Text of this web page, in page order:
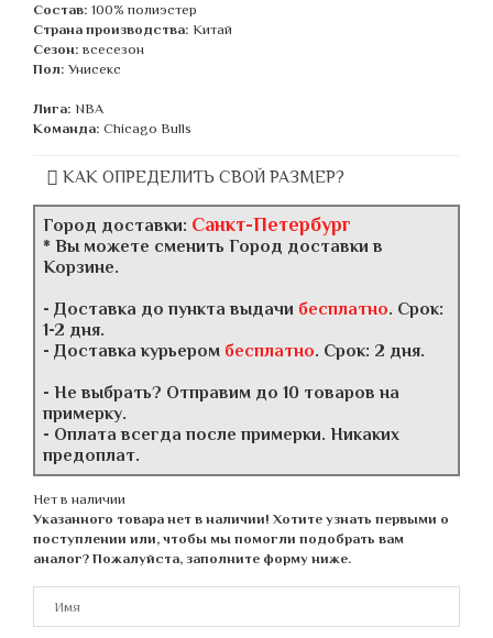
Состав: 100% полиэстер
Страна производства: Китай
Сезон: всесезон
Пол: Унисекс
Лига: NBA
Команда: Chicago Bulls
КАК ОПРЕДЕЛИТЬ СВОЙ РАЗМЕР?
Город доставки: Санкт-Петербург
* Вы можете сменить Город доставки в
Корзине.
- Доставка до пункта выдачи бесплатно. Срок:
1-2 дня.
- Доставка курьером бесплатно. Срок: 2 дня.
- Не выбрать? Отправим до 10 товаров на
примерку.
- Оплата всегда после примерки. Никаких
предоплат.
Нет в наличии
Указанного товара нет в наличии! Хотите узнать первыми о
поступлении или, чтобы мы помогли подобрать вам
аналог? Пожалуйста, заполните форму ниже.